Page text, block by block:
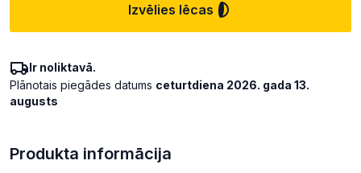
Izvēlies lēcas
Ir noliktavā.
Plānotais piegādes datums ceturtdiena 2026. gada 13.
augusts
Produkta informācija